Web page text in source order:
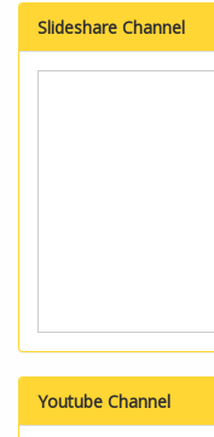
Slideshare Channel
Youtube Channel